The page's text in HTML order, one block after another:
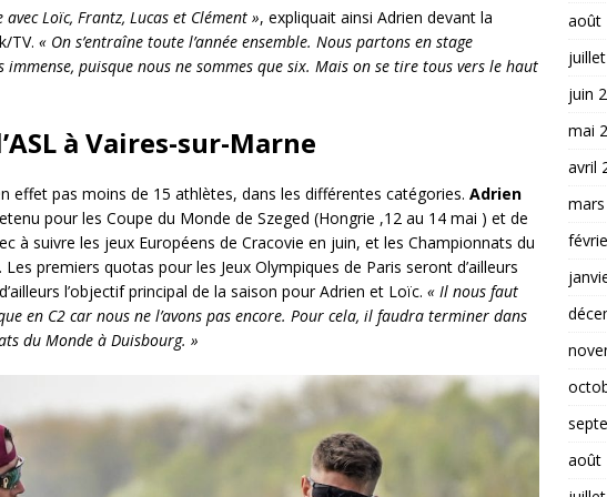
Loïc, Frantz, Lucas et Clément », expliquait ainsi Adrien devant la
TV. « On s’entraîne toute l’année ensemble. Nous partons en stage
immense, puisque nous ne sommes que six. Mais on se tire tous vers le haut
à Vaires-sur-Marne
effet pas moins de 15 athlètes, dans les différentes catégories. Adrien
pour les Coupe du Monde de Szeged (Hongrie ,12 au 14 mai ) et de
à suivre les jeux Européens de Cracovie en juin, et les Championnats du
premiers quotas pour les Jeux Olympiques de Paris seront d’ailleurs
l’objectif principal de la saison pour Adrien et Loïc. « Il nous faut
en C2 car nous ne l’avons pas encore. Pour cela, il faudra terminer dans
du Monde à Duisbourg. »
août
juin
mai
avril
août